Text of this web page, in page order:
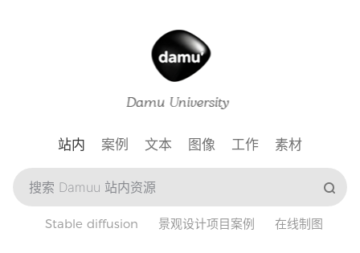
站内 案例 文本 图像 工作 素材
Stable diffusion 景观设计项目案例 在线制图